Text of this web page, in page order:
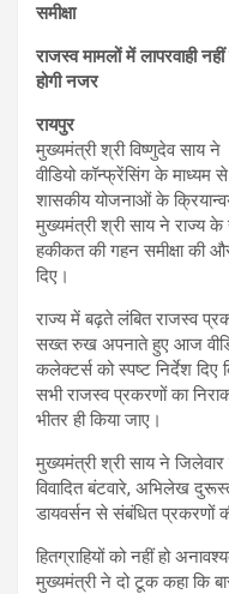
समीक्षा
राजस्व मामलों में लापरवाही
होगी नजर
रायपुर
मुख्यमंत्री श्री विष्णुदेव साय
वीडियो कॉन्फ्रेंसिंग के
शासकीय योजनाओं के
मुख्यमंत्री श्री साय ने राज्य
हकीकत की गहन समीक्षा की
दिए।
राज्य में बढ़ते लंबित राजस्व
सख्त रुख अपनाते हुए आज
कलेक्टर्स को स्पष्ट निर्देश
सभी राजस्व प्रकरणों का
भीतर ही किया जाए।
मुख्यमंत्री श्री साय ने जिलेवार
विवादित बंटवारे, अभिलेख
डायवर्सन से संबंधित प्रकरणों
हितग्राहियों को नहीं हो
मुख्यमंत्री ने दो टूक कहा कि